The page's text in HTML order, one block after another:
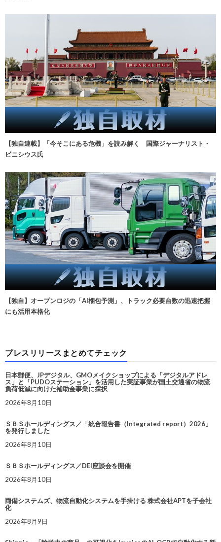
【独自連載】「今そこにある危機」を読み解く 国際ジャーナリスト・
ビニシウス氏
【独自】オープンロジの「AI梱包予測」、トラック必要台数の迅速把握
にも活用本格化
プレスリリースまとめてチェック
日本郵便、JPデジタル、GMOメイクショップによる「デジタルアドレ
ス」と「PUDOステーション」を活用した実証事業が国土交通省の物流
負荷低減に向けた補助金事業に採択
2026年8月10日
ＳＢＳホールディングス／「統合報告書（Integrated report）2026」
を発行しました
2026年8月10日
ＳＢＳホールディングス／DEI座談会を開催
2026年8月10日
両備システムズ、物流自動化システムを手掛ける 株式会社APTを子会社
化
2026年8月9日